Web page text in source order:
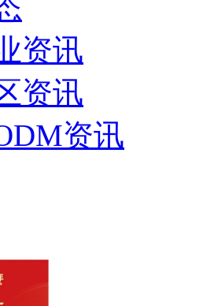
资讯
资讯
资讯